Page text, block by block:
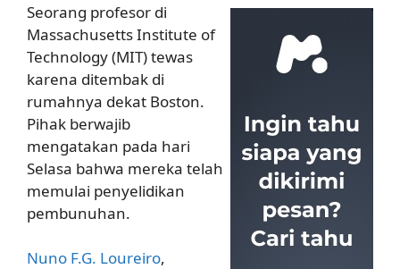
Seorang profesor di
Massachusetts Institute of
Technology (MIT) tewas
karena ditembak di
rumahnya dekat Boston.
Pihak berwajib
mengatakan pada hari
Selasa bahwa mereka telah
memulai penyelidikan
pembunuhan.
Nuno F.G. Loureiro,